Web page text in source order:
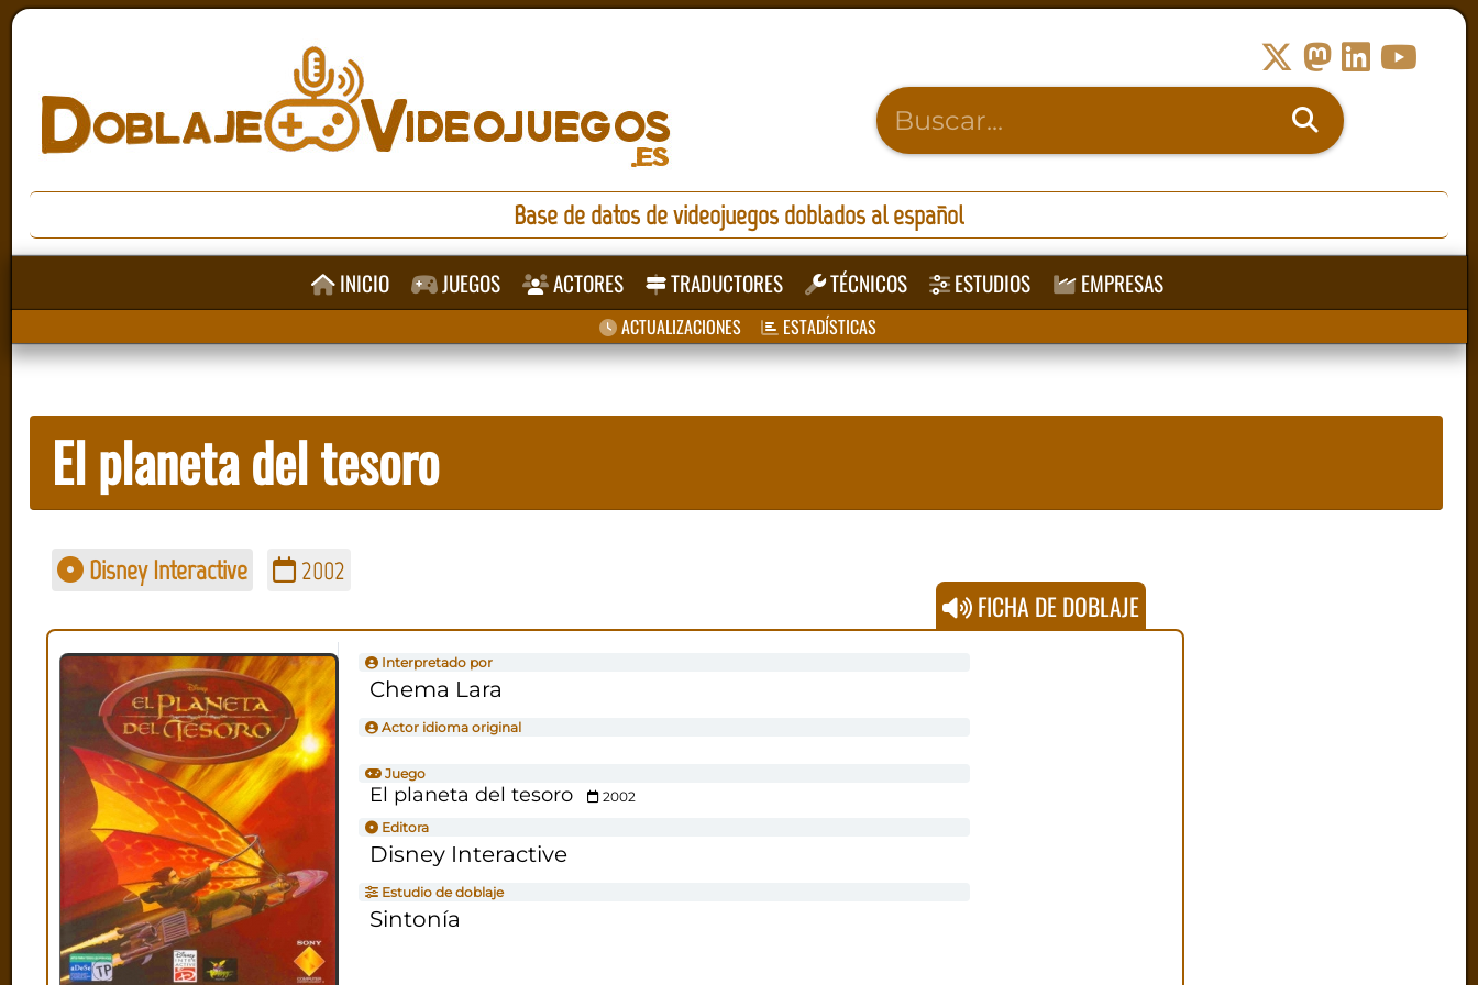
Base de datos de videojuegos doblados al español
INICIO JUEGOS ACTORES TRADUCTORES TÉCNICOS ESTUDIOS EMPRESAS
ACTUALIZACIONES ESTADÍSTICAS
El planeta del tesoro
Disney Interactive 2002
FICHA DE DOBLAJE
Interpretado por
Chema Lara
Actor idioma original
Juego
El planeta del tesoro
2002
Editora
Disney Interactive
Estudio de doblaje
Sintonía